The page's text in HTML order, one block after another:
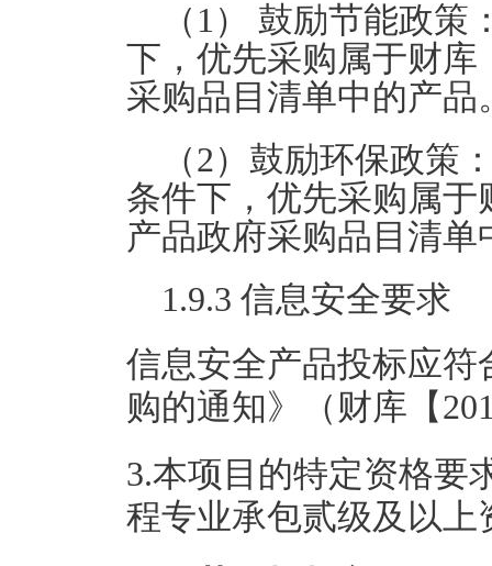
（1） 鼓励节能政
下，优先采购属于财库
采购品目清单中的产品
（2）鼓励环保政策
条件下，优先采购属于
产品政府采购品目清单
1.9.3 信息安全要求
信息安全产品投标应
购的通知》（财库【
3.本项目的特定资格要
程专业承包贰级及以上